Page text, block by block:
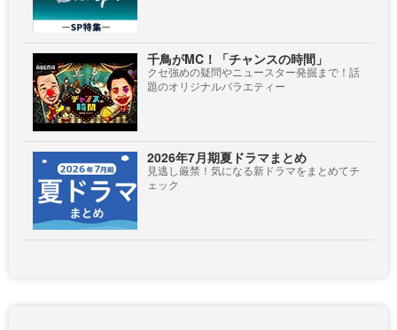
千鳥がMC！「チャンスの時間」
クセ強めの疑問やニュースター発掘まで！話
題のオリジナルバラエティー
2026年7月期夏ドラマまとめ
見逃し厳禁！気になる新ドラマをまとめてチ
ェック